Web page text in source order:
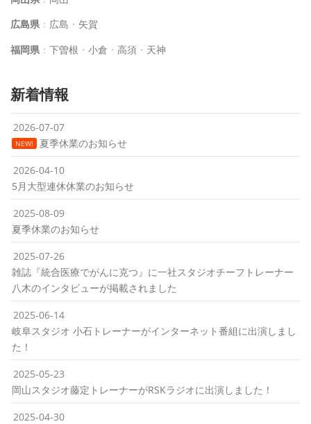
広島県 ： 広島 ・ 矢賀
福岡県 ： 下曽根 ・ 小倉 ・ 高須 ・ 天神
新着情報
2026-07-07
NEW! 夏季休業のお知らせ
2026-04-10
5月大型連休休業のお知らせ
2025-08-09
夏季休業のお知らせ
2025-07-26
雑誌『統合医療でがんに克つ』に一社スタジオチーフトレーナー
八木のインタビューが掲載されました
2025-06-14
岐阜スタジオ 小石トレーナーがインターネット番組に出演しまし
た！
2025-05-23
岡山スタジオ藤定トレーナーがRSKラジオに出演しました！
2025-04-30